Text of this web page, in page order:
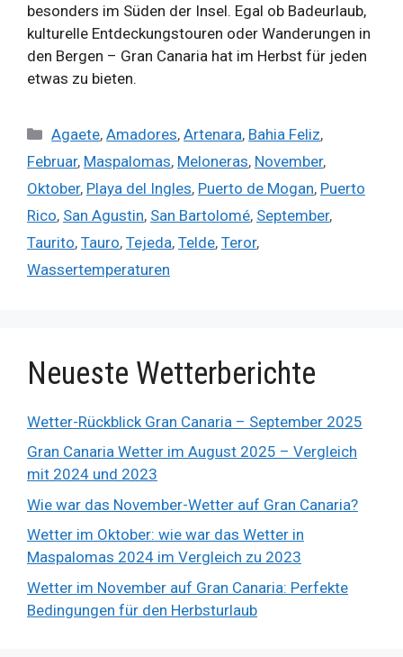
besonders im Süden der Insel. Egal ob Badeurlaub,
kulturelle Entdeckungstouren oder Wanderungen in
den Bergen – Gran Canaria hat im Herbst für jeden
etwas zu bieten.
Kategorien
Agaete,Amadores,Artenara, Bahia Feliz,
Februar, Maspalomas, Meloneras, November,
Oktober, Playa del Ingles, Puerto de Mogan, Puerto
Rico, San Agustin, San Bartolomé, September,
Taurito, Tauro, Tejeda, Telde, Teror,
Wassertemperaturen
Neueste Wetterberichte
Wetter-Rückblick Gran Canaria – September 2025
Gran Canaria Wetter im August 2025 – Vergleich
mit 2024 und 2023
Wie war das November-Wetter auf Gran Canaria?
Wetter im Oktober: wie war das Wetter in
Maspalomas 2024 im Vergleich zu 2023
Wetter im November auf Gran Canaria: Perfekte
Bedingungen für den Herbsturlaub